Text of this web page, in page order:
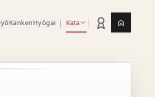
KankenHyōgai | Kata Statistik latihan